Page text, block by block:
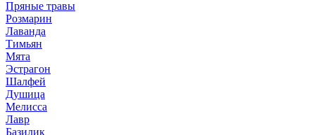
Пряные травы
Розмарин
Лаванда
Тимьян
Мята
Эстрагон
Шалфей
Душица
Мелисса
Лавр
Базилик